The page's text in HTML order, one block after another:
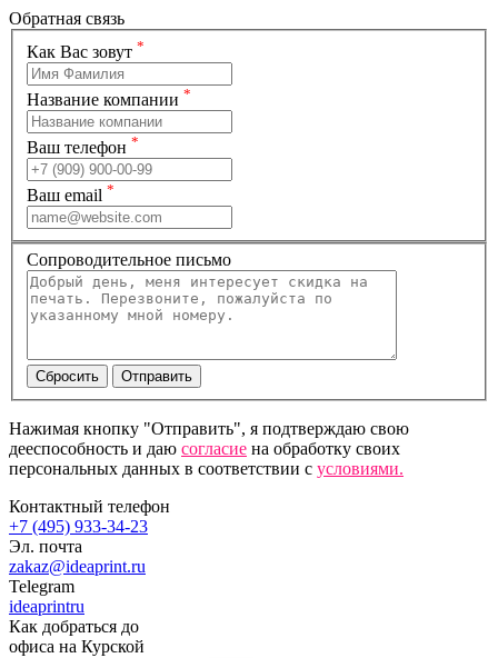
Обратная связь
Как Вас зовут *
Название компании *
Ваш телефон *
Ваш email *
Сопроводительное письмо
Нажимая кнопку "Отправить", я подтверждаю свою
дееспособность и даю согласие на обработку своих
персональных данных в соответствии с условиями.
Контактный телефон
+7 (495) 933-34-23
Эл. почта
zakaz@ideaprint.ru
Telegram
ideaprintru
Как добраться до
офиса на Курской